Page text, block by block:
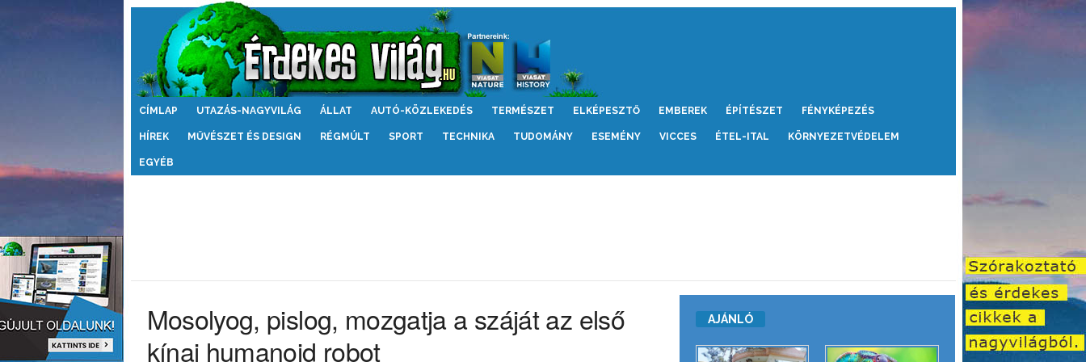
Érdekes
CÍMLAP UTAZÁS-NAGYVILÁG ÁLLAT AUTÓ-KÖZLEKEDÉS TERMÉSZET ELKÉPESZTŐ EMBEREK ÉPÍTÉSZET FÉNYKÉPEZÉS
HÍREK MŰVÉSZET ÉS DESIGN RÉGMÚLT SPORT TECHNIKA TUDOMÁNY ESEMÉNY VICCES ÉTEL-ITAL KÖRNYEZETVÉDELEM
EGYÉB
Mosolyog, pislog, mozgatja a száját az első
kínai humanoid robot
AJÁNLÓ